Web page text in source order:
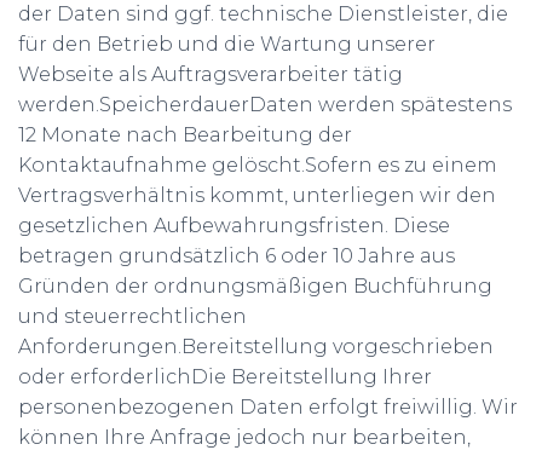
der Daten sind ggf. technische Dienstleister, die
für den Betrieb und die Wartung unserer
Webseite als Auftragsverarbeiter tätig
werden.SpeicherdauerDaten werden spätestens
12 Monate nach Bearbeitung der
Kontaktaufnahme gelöscht.Sofern es zu einem
Vertragsverhältnis kommt, unterliegen wir den
gesetzlichen Aufbewahrungsfristen. Diese
betragen grundsätzlich 6 oder 10 Jahre aus
Gründen der ordnungsmäßigen Buchführung
und steuerrechtlichen
Anforderungen.Bereitstellung vorgeschrieben
oder erforderlichDie Bereitstellung Ihrer
personenbezogenen Daten erfolgt freiwillig. Wir
können Ihre Anfrage jedoch nur bearbeiten,